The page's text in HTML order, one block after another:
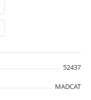
52437
MADCAT